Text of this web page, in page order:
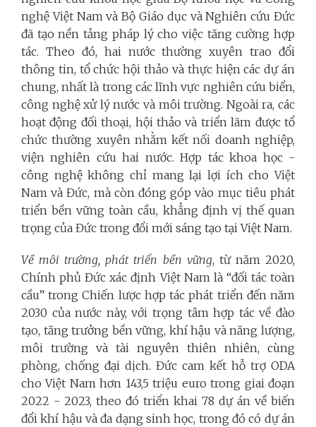
nghệ Việt Nam và Bộ Giáo dục và Nghiên cứu Đức
đã tạo nền tảng pháp lý cho việc tăng cường hợp
tác. Theo đó, hai nước thường xuyên trao đổi
thông tin, tổ chức hội thảo và thực hiện các dự án
chung, nhất là trong các lĩnh vực nghiên cứu biển,
công nghệ xử lý nước và môi trường. Ngoài ra, các
hoạt động đối thoại, hội thảo và triển lãm được tổ
chức thường xuyên nhằm kết nối doanh nghiệp,
viện nghiên cứu hai nước. Hợp tác khoa học -
công nghệ không chỉ mang lại lợi ích cho Việt
Nam và Đức, mà còn đóng góp vào mục tiêu phát
triển bền vững toàn cầu, khẳng định vị thế quan
trọng của Đức trong đổi mới sáng tạo tại Việt Nam.
Về môi trường, phát triển bền vững, từ năm 2020,
Chính phủ Đức xác định Việt Nam là “đối tác toàn
cầu” trong Chiến lược hợp tác phát triển đến năm
2030 của nước này, với trọng tâm hợp tác về đào
tạo, tăng trưởng bền vững, khí hậu và năng lượng,
môi trường và tài nguyên thiên nhiên, cùng
phòng, chống đại dịch. Đức cam kết hỗ trợ ODA
cho Việt Nam hơn 143,5 triệu euro trong giai đoạn
2022 - 2023, theo đó triển khai 78 dự án về biến
đổi khí hậu và đa dạng sinh học, trong đó có dự án